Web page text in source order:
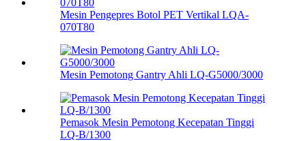
Mesin Pengepres Botol PET Vertikal LQA-
070T80
Mesin Pemotong Gantry Ahli LQ-G5000/3000
Pemasok Mesin Pemotong Kecepatan Tinggi
LQ-B/1300